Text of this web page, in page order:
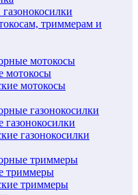
триммерам и
мотокосы
мотокосы
мотокосы
газонокосилки
газонокосилки
газонокосилки
триммеры
триммеры
триммеры